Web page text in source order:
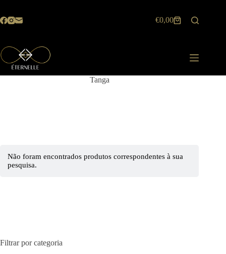
o
Carrinho
€0,00
Tanga
Não foram encontrados produtos correspondentes à sua
pesquisa.
Filtrar por categoria